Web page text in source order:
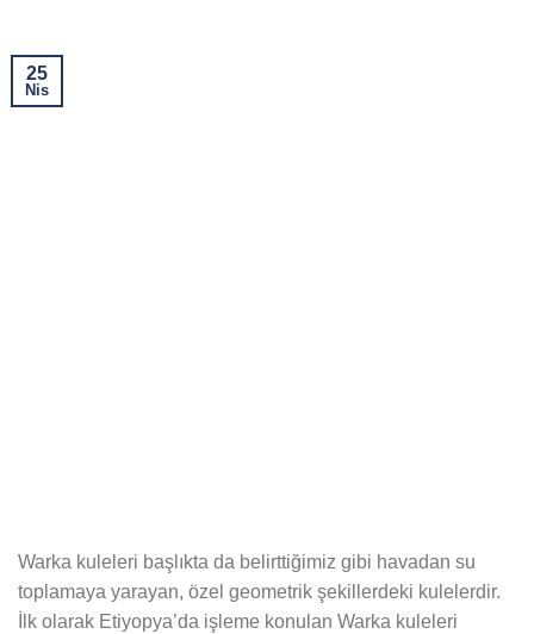
25
Nis
Warka kuleleri başlıkta da belirttiğimiz gibi havadan su
toplamaya yarayan, özel geometrik şekillerdeki kulelerdir.
İlk olarak Etiyopya’da işleme konulan Warka kuleleri